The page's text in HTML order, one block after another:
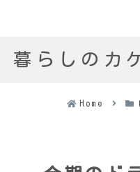
暮らしのカ
Home